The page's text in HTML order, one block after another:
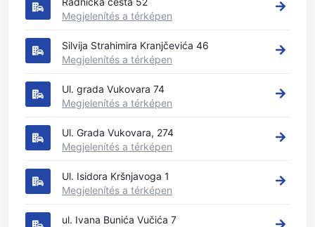
Megjelenítés a térképen
Silvija Strahimira Kranjčevića 46
Megjelenítés a térképen
Ul. grada Vukovara 74
Megjelenítés a térképen
Ul. Grada Vukovara, 274
Megjelenítés a térképen
Ul. Isidora Kršnjavoga 1
Megjelenítés a térképen
ul. Ivana Bunića Vučića 7